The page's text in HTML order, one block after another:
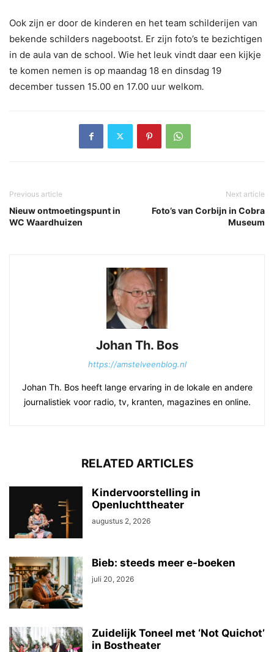
Ook zijn er door de kinderen en het team schilderijen van
bekende schilders nagebootst. Er zijn foto’s te bezichtigen
in de aula van de school. Wie het leuk vindt daar een kijkje
te komen nemen is op maandag 18 en dinsdag 19
december tussen 15.00 en 17.00 uur welkom.
Previous article
Nieuw ontmoetingspunt in
WC Waardhuizen
Next article
Foto’s van Corbijn in Cobra
Museum
Johan Th. Bos
https://amstelveenblog.nl
Johan Th. Bos heeft lange ervaring in de lokale en andere
journalistiek voor radio, tv, kranten, magazines en online.
RELATED ARTICLES
Kindervoorstelling in
Openluchttheater
augustus 2, 2026
Bieb: steeds meer e-boeken
juli 20, 2026
Zuidelijk Toneel met ‘Not Quichot’
in Bostheater